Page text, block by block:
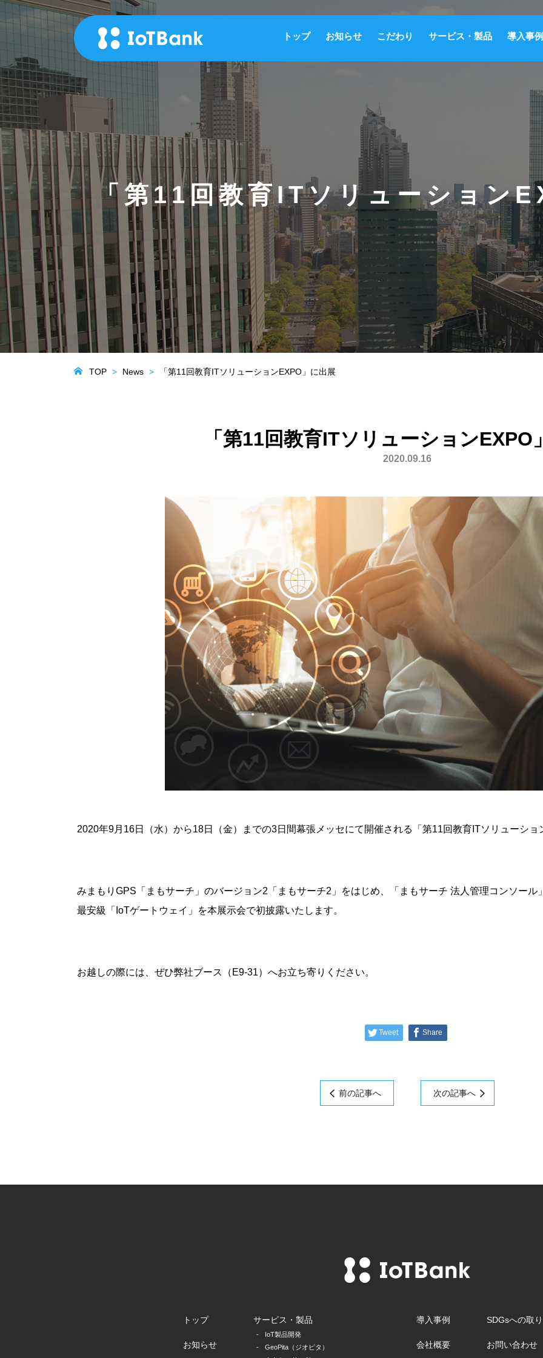
トップ お知らせ こだわり サービス・製品 導入事例
「第11回教育ITソリューション
TOP News 「第11回教育ITソリューションEXPO」に出展
「第11回教育ITソリューションEXPO
2020.09.16
2020年9月16日（水）から18日（金）までの3日間幕張メッセにて開催される「第11回教育ITソリューシ
みまもりGPS「まもサーチ」のバージョン2「まもサーチ2」をはじめ、「まもサーチ 法人管理コンソー
最安級「IoTゲートウェイ」を本展示会で初披露いたします。
お越しの際には、ぜひ弊社ブース（E9-31）へお立ち寄りください。
Tweet Share
前の記事へ 次の記事へ
トップ
お知らせ
サービス・製品
IoT製品開発
GeoPita（ジオピタ）
導入事例
会社概要
SDGsへの取
お問い合わせ